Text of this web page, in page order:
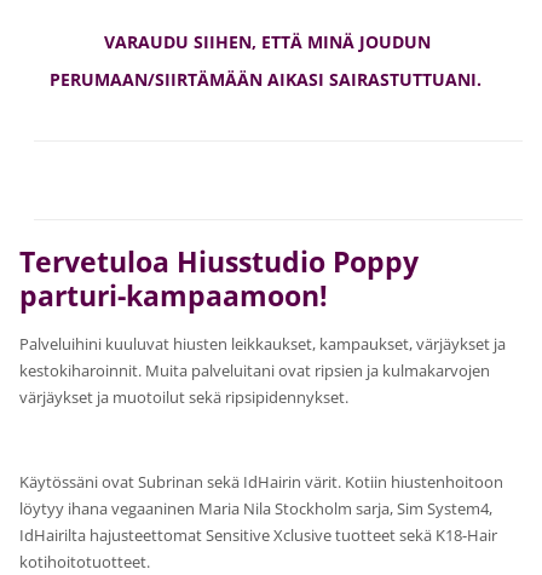
VARAUDU SIIHEN, ETTÄ MINÄ JOUDUN
PERUMAAN/SIIRTÄMÄÄN AIKASI SAIRASTUTTUANI.
Tervetuloa Hiusstudio Poppy
parturi-kampaamoon!
Palveluihini kuuluvat hiusten leikkaukset, kampaukset, värjäykset ja
kestokiharoinnit. Muita palveluitani ovat ripsien ja kulmakarvojen
värjäykset ja muotoilut sekä ripsipidennykset.
Käytössäni ovat Subrinan sekä IdHairin värit. Kotiin hiustenhoitoon
löytyy ihana vegaaninen Maria Nila Stockholm sarja, Sim System4,
IdHairilta hajusteettomat Sensitive Xclusive tuotteet sekä K18-Hair
kotihoitotuotteet.